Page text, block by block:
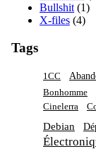
Bullshit (1)
X-files (4)
Tags
1CC
Bonhomme
Cinelerra
Debian